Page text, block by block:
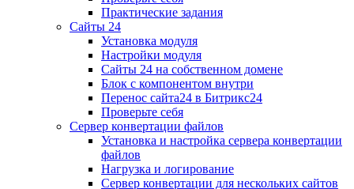
Практические задания
Сайты 24
Установка модуля
Настройки модуля
Сайты 24 на собственном домене
Блок с компонентом внутри
Перенос сайта24 в Битрикс24
Проверьте себя
Сервер конвертации файлов
Установка и настройка сервера конвертации
файлов
Нагрузка и логирование
Сервер конвертации для нескольких сайтов